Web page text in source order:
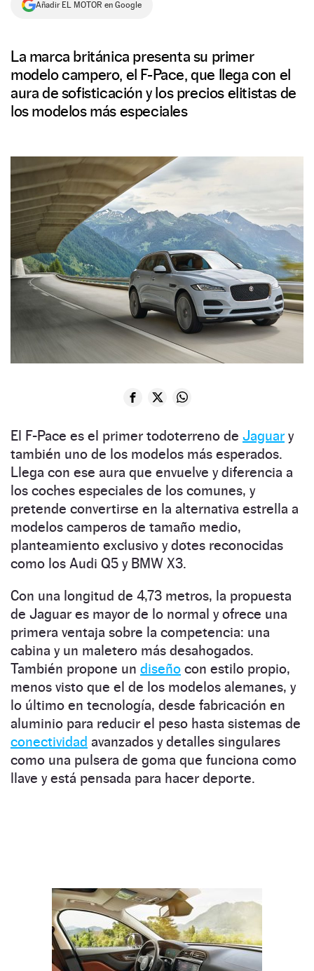
SÍGUENOS
Añadir EL MOTOR en Google
La marca británica presenta su primer
modelo campero, el F-Pace, que llega con el
aura de sofisticación y los precios elitistas de
los modelos más especiales
El F-Pace es el primer todoterreno de Jaguar y
también uno de los modelos más esperados.
Llega con ese aura que envuelve y diferencia a
los coches especiales de los comunes, y
pretende convertirse en la alternativa estrella a
modelos camperos de tamaño medio,
planteamiento exclusivo y dotes reconocidas
como los Audi Q5 y BMW X3.
Con una longitud de 4,73 metros, la propuesta
de Jaguar es mayor de lo normal y ofrece una
primera ventaja sobre la competencia: una
cabina y un maletero más desahogados.
También propone un diseño con estilo propio,
menos visto que el de los modelos alemanes, y
lo último en tecnología, desde fabricación en
aluminio para reducir el peso hasta sistemas de
conectividad avanzados y detalles singulares
como una pulsera de goma que funciona como
llave y está pensada para hacer deporte.